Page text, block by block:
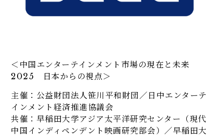
＜中国エンターテインメント市場の現在と未来
2025 日本からの視点＞
主催：公益財団法人笹川平和財団／日中エンターテ
インメント経済推進協議会
共催：早稲田大学アジア太平洋研究センター（現代
中国インディペンデント映画研究部会）／早稲田大